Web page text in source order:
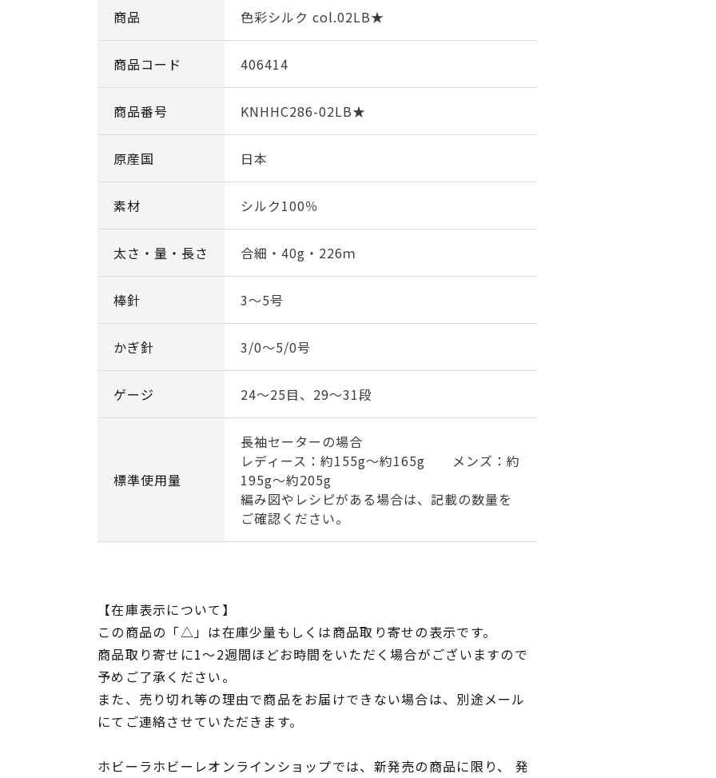
商品 色彩シルク col.02LB★
商品コード 406414
商品番号 KNHHC286-02LB★
原産国 日本
素材 シルク100％
太さ・量・長さ 合細・40g・226ｍ
棒針 3～5号
かぎ針 3/0～5/0号
ゲージ 24～25目、29～31段
標準使用量
長袖セーターの場合
レディース：約155g～約165g メンズ：約
195g～約205g
編み図やレシピがある場合は、記載の数量を
ご確認ください。
【在庫表示について】
この商品の「△」は在庫少量もしくは商品取り寄せの表示です。
商品取り寄せに1～2週間ほどお時間をいただく場合がございますので
予めご了承ください。
また、売り切れ等の理由で商品をお届けできない場合は、別途メール
にてご連絡させていただきます。
ホビーラホビーレオンラインショップでは、新発売の商品に限り、 発